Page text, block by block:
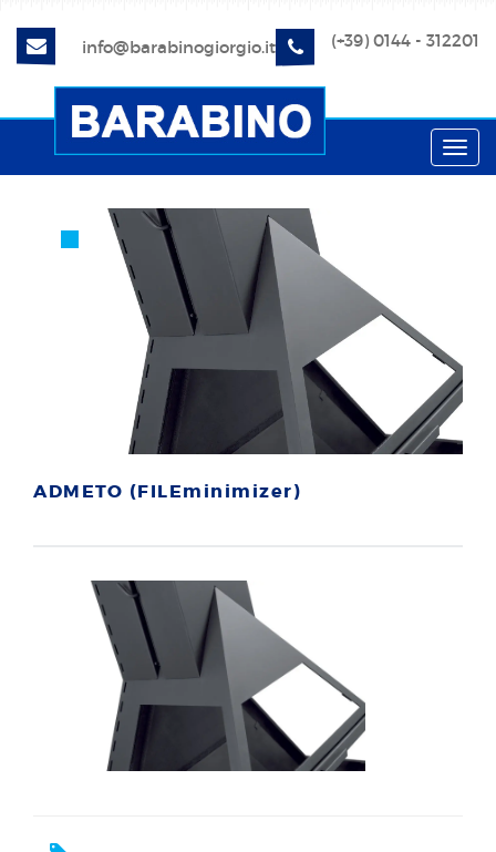
info@barabinogiorgio.it (+39) 0144 - 312201
ADMETO (FILEminimizer)